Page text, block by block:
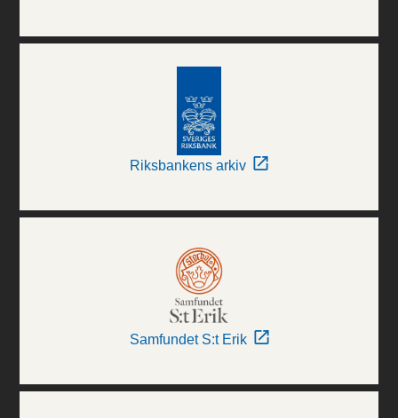
Riksbankens arkiv
Samfundet S:t Erik